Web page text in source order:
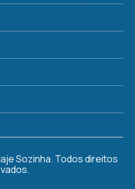
Sozinha. Todos direitos